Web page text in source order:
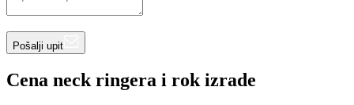
Pošalji upit
Cena neck ringera i rok izrade